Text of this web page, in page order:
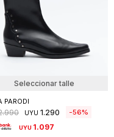
Seleccionar talle
PARODI
UYU 1.290 56
UYU 1.097